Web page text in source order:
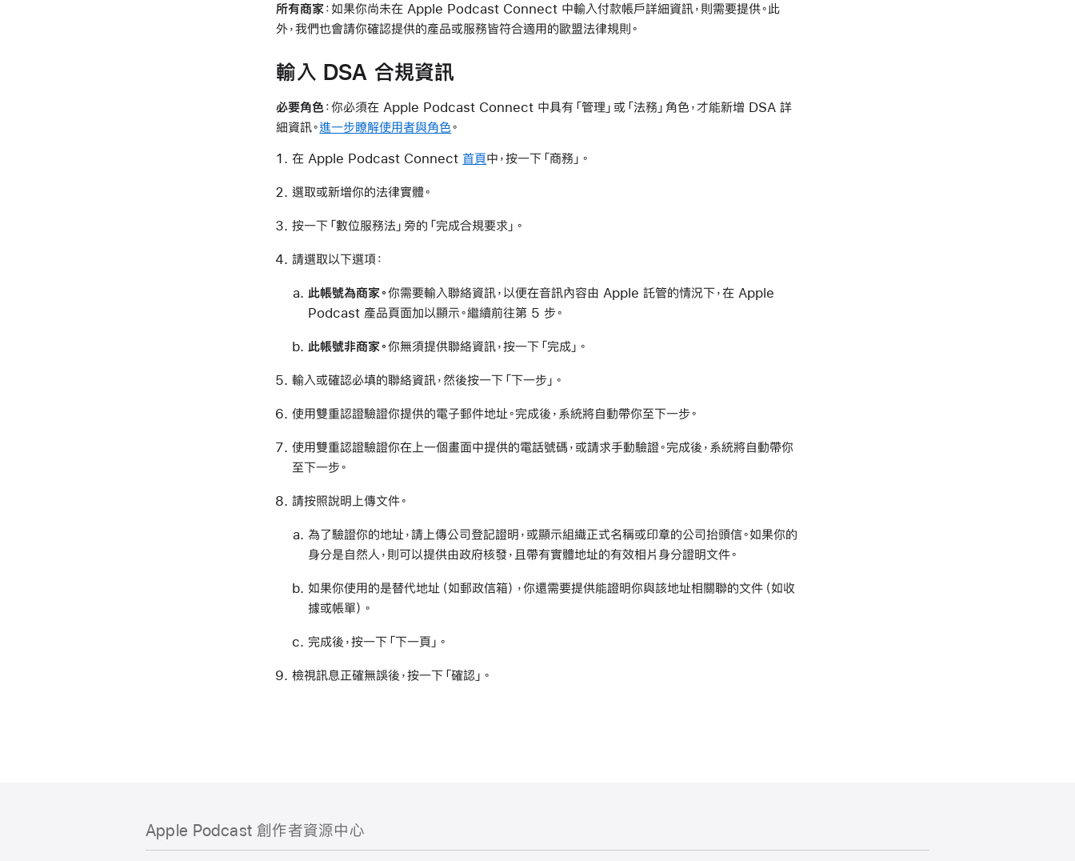
所有商家 ：如果你尚未在 Apple Podcast Connect 中輸入付款帳戶詳細資訊，則需要提供。此
外，我們也會請你確認提供的產品或服務皆符合適用的歐盟法律規則。
輸入 DSA 合規資訊
必要角色：你必須在 Apple Podcast Connect 中具有「管理」或「法務」角色，才能新增 DSA 詳
細資訊。進一步瞭解使用者與角色。
在 Apple Podcast Connect首頁中，按一下「商務」。
選取或新增你的法律實體。
按一下「數位服務法」旁的「完成合規要求」。
請選取以下選項：
此帳號為商家。你需要輸入聯絡資訊，以便在音訊內容由 Apple 託管的情況下，在 Apple
Podcast 產品頁面加以顯示。繼續前往第 5 步。
此帳號非商家。你無須提供聯絡資訊，按一下「完成」。
輸入或確認必填的聯絡資訊，然後按一下「下一步」。
使用雙重認證驗證你提供的電子郵件地址。完成後，系統將自動帶你至下一步。
使用雙重認證驗證你在上一個畫面中提供的電話號碼，或請求手動驗證。完成後，系統將自動帶你
至下一步。
請按照說明上傳文件。
為了驗證你的地址，請上傳公司登記證明，或顯示組織正式名稱或印章的公司抬頭信。如果你的
身分是自然人，則可以提供由政府核發，且帶有實體地址的有效相片身分證明文件。
如果你使用的是替代地址（如郵政信箱），你還需要提供能證明你與該地址相關聯的文件（如收
據或帳單）。
完成後，按一下「下一頁」。
檢視訊息正確無誤後，按一下「確認」。
Apple Podcast 創作者資源中心
Apple